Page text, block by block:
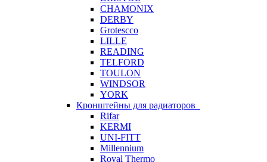
CHAMONIX
DERBY
Grotescco
LILLE
READING
TELFORD
TOULON
WINDSOR
YORK
Кронштейны для радиаторов
Rifar
KERMI
UNI-FITT
Millennium
Royal Thermo